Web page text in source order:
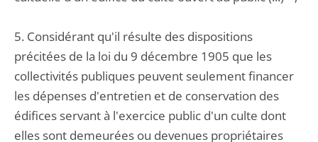
5. Considérant qu'il résulte des dispositions
précitées de la loi du 9 décembre 1905 que les
collectivités publiques peuvent seulement financer
les dépenses d'entretien et de conservation des
édifices servant à l'exercice public d'un culte dont
elles sont demeurées ou devenues propriétaires